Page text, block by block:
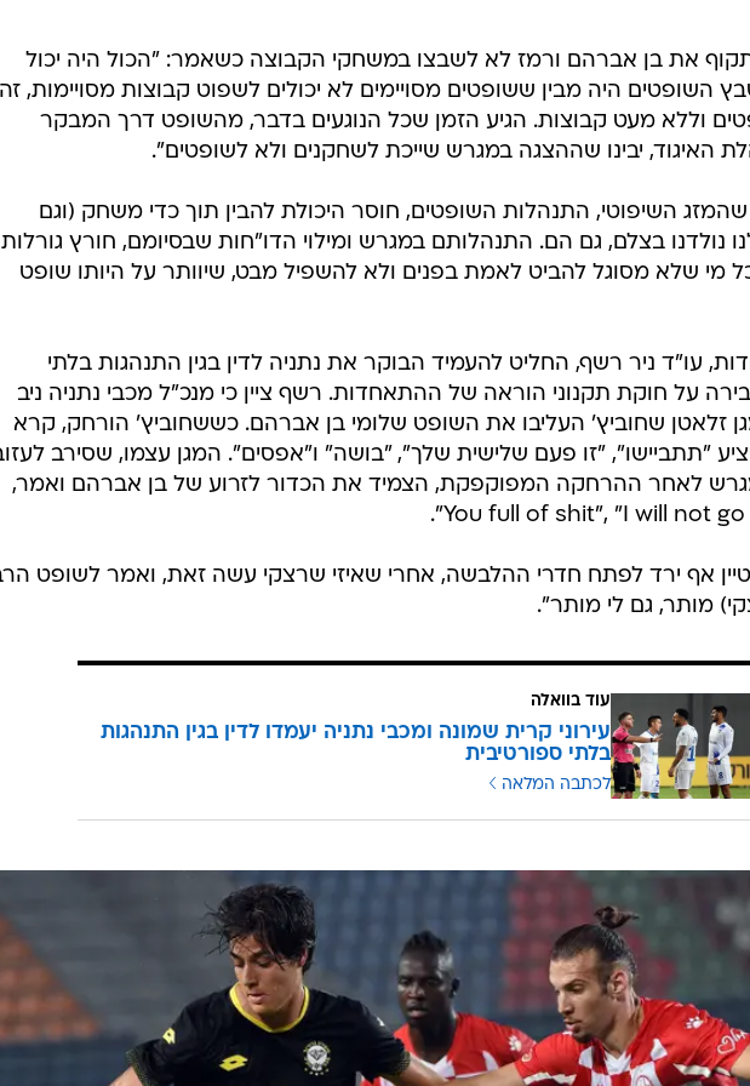
את בן אברהם ורמז לא לשבצו במשחקי הקבוצה כשאמר: "הכול היה יכול
השופטים היה מבין ששופטים מסויימים לא יכולים לשפוט קבוצות מסויימות, זה
וללא מעט קבוצות. הגיע הזמן שכל הנוגעים בדבר, מהשופט דרך המבקר
האיגוד, יבינו שההצגה במגרש שייכת לשחקנים ולא לשופטים".
שהמזג השיפוטי, התנהלות השופטים, חוסר היכולת להבין תוך כדי משחק (וגם
נולדנו בצלם, גם הם. התנהלותם במגרש ומילוי הדו"חות שבסיומם, חורץ גורלות
מי שלא מסוגל להביט לאמת בפנים ולא להשפיל מבט, שיוותר על היותו שופט
עו"ד ניר רשף, החליט להעמיד הבוקר את נתניה לדין בגין התנהגות בלתי
על חוקת תקנוני הוראה של ההתאחדות. רשף ציין כי מנכ"ל מכבי נתניה ניב
זלאטן שחוביץ' העליבו את השופט שלומי בן אברהם. כששחוביץ' הורחק, קרא
"תתביישו", "זו פעם שלישית שלך", "בושה" ו"אפסים". המגן עצמו, שסירב
לאחר ההרחקה המפוקפקת, הצמיד את הכדור לזרוע של בן אברהם ואמר,
אף ירד לפתח חדרי ההלבשה, אחרי שאיזי שרצקי עשה זאת, ואמר לשופט
מותר, גם לי מותר".
עוד בוואלה
עירוני קרית שמונה ומכבי נתניה יעמדו לדין בגין התנהגות
בלתי ספורטיבית
לכתבה המלאה